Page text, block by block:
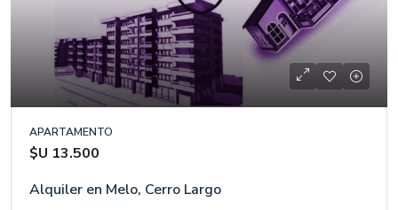
APARTAMENTO
$U 13.500
Alquiler en Melo, Cerro Largo